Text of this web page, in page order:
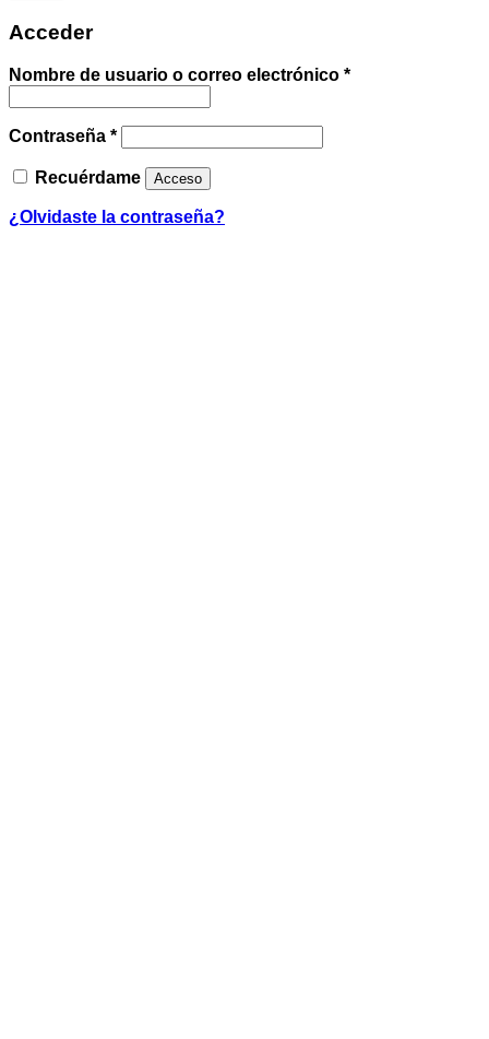
Acceder
Nombre de usuario o correo electrónico *Obligatorio
Contraseña *Obligatorio
Recuérdame Acceso
¿Olvidaste la contraseña?